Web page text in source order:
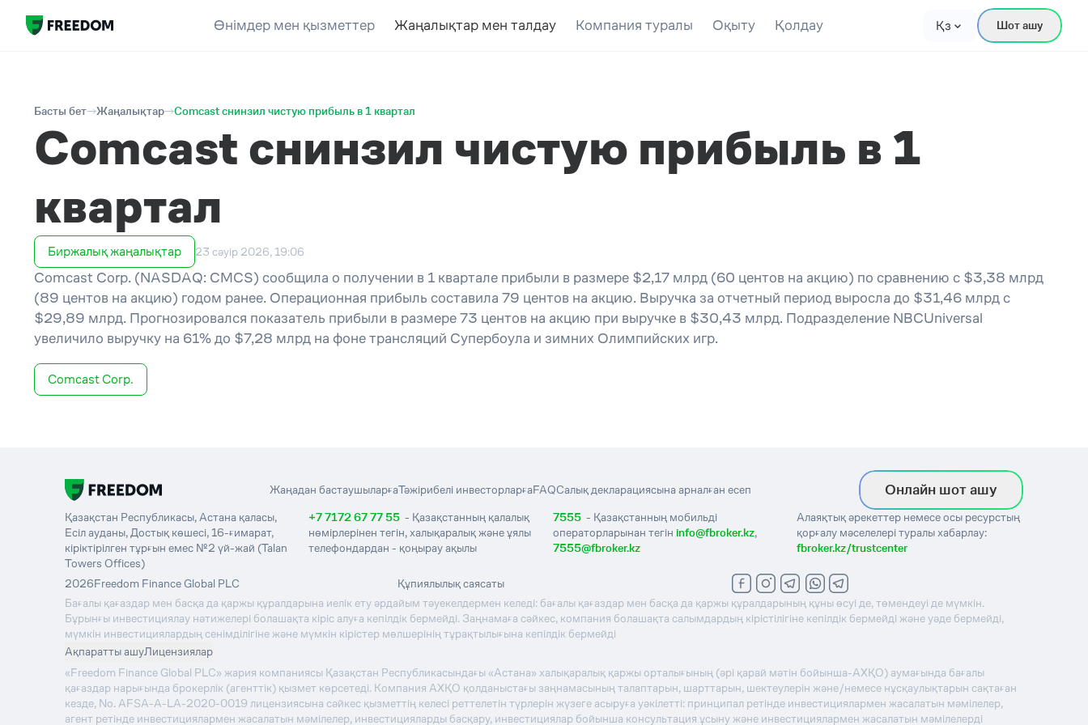
Өнімдер мен қызметтер Жаңалықтар мен талдау Компания туралы Оқыту Қолдау Қз Шот ашу
Басты бет Жаңалықтар Comcast снинзил чистую прибыль в 1 квартал
Comcast снинзил чистую прибыль в 1
квартал
Биржалық жаңалықтар 23 сәуір 2026, 19:06
Comcast Corp. (NASDAQ: CMCS) сообщила о получении в 1 квартале прибыли в размере $2,17 млрд (60 центов на акцию) по сравнению с $3,38 млрд
(89 центов на акцию) годом ранее. Операционная прибыль составила 79 центов на акцию. Выручка за отчетный период выросла до $31,46 млрд с
$29,89 млрд. Прогнозировался показатель прибыли в размере 73 центов на акцию при выручке в $30,43 млрд. Подразделение NBCUniversal
увеличило выручку на 61% до $7,28 млрд на фоне трансляций Супербоула и зимних Олимпийских игр.
Comcast Corp.
Жаңадан бастаушыларғаТәжірибелі инвесторларғаFAQСалық декларациясына арналған есеп Онлайн шот ашу
Қазақстан Республикасы, Астана қаласы,
Есіл ауданы, Достық көшесі, 16-ғимарат,
кіріктірілген тұрғын емес №2 үй-жай (Talan
Towers Offices)
+7 7172 67 77 55 - Қазақстанның қалалық
нөмірлерінен тегін, халықаралық және ұялы
телефондардан - қоңырау ақылы
7555 - Қазақстанның мобильді
операторларынан тегін info@fbroker.kz,
7555@fbroker.kz
Алаяқтық әрекеттер немесе осы ресурстың
қорғалу мәселелері туралы хабарлау:
fbroker.kz/trustcenter
2026Freedom Finance Global PLC
Құпиялылық саясаты
Бағалы қағаздар мен басқа да қаржы құралдарына иелік ету әрдайым тәуекелдермен келеді: бағалы қағаздар мен басқа да қаржы құралдарының құны өсуі де, төмендеуі де мүмкін.
Бұрынғы инвестициялау нәтижелері болашақта кіріс алуға кепілдік бермейді. Заңнамаға сәйкес, компания болашақта салымдардың кірістілігіне кепілдік бермейді және уәде бермейді,
мүмкін инвестициялардың сенімділігіне және мүмкін кірістер мөлшерінің тұрақтылығына кепілдік бермейді
Ақпаратты ашуЛицензиялар
«Freedom Finance Global PLC» жария компаниясы Қазақстан Республикасындағы «Астана» халықаралық қаржы орталығының (әрі қарай мәтін бойынша-АХҚО) аумағында бағалы
қағаздар нарығында брокерлік (агенттік) қызмет көрсетеді. Компания АХҚО қолданыстағы заңнамасының талаптарын, шарттарын, шектеулерін және/немесе нұсқаулықтарын сақтаған
кезде, No. AFSA-A-LA-2020-0019 лицензиясына сәйкес қызметтің келесі реттелетін түрлерін жүзеге асыруға уәкілетті: принципал ретінде инвестициялармен жасалатын мәмілелер,
агент ретінде инвестициялармен жасалатын мәмілелер, инвестицияларды басқару, инвестициялар бойынша консультация ұсыну және инвестициялармен жасалатын мәмілелерді